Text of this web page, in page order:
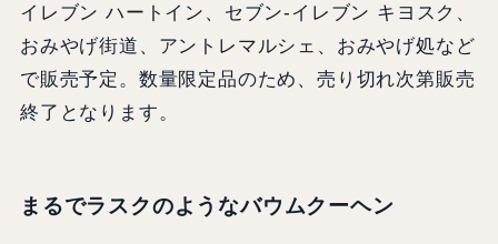
イレブン ハートイン、セブン‐イレブン キヨスク、
おみやげ街道、アントレマルシェ、おみやげ処など
で販売予定。数量限定品のため、売り切れ次第販売
終了となります。
まるでラスクのようなバウムクーヘン